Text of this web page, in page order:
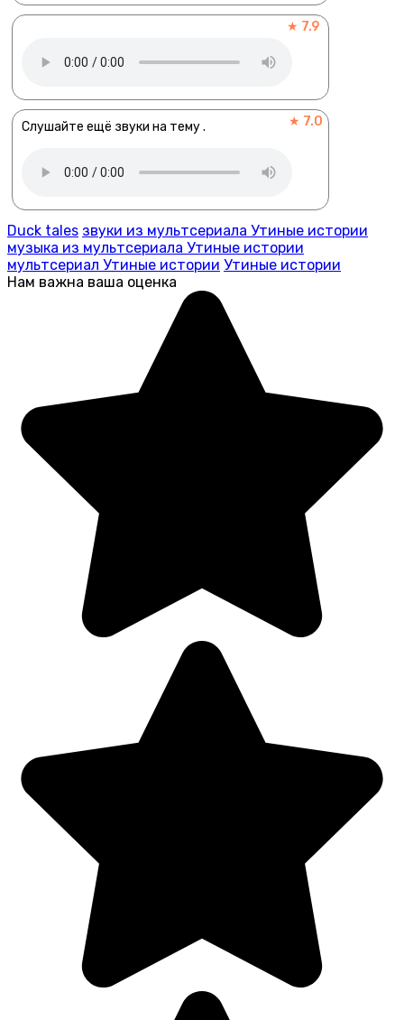
★ 7.9
Слушайте ещё звуки на тему . ★ 7.0
Duck tales звуки из мультсериала Утиные истории
музыка из мультсериала Утиные истории
мультсериал Утиные истории Утиные истории
Нам важна ваша оценка